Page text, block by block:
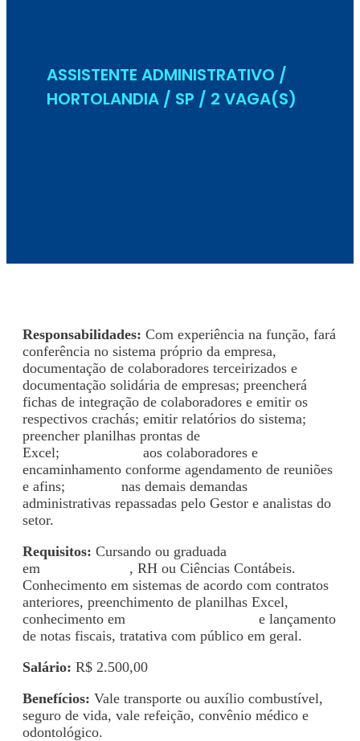
ASSISTENTE ADMINISTRATIVO /
HORTOLANDIA / SP / 2 VAGA(S)
Responsabilidades: Com experiência na função, fará
conferência no sistema próprio da empresa,
documentação de colaboradores terceirizados e
documentação solidária de empresas; preencherá
fichas de integração de colaboradores e emitir os
respectivos crachás; emitir relatórios do sistema;
preencher planilhas prontas de
Excel;
aos colaboradores e
encaminhamento conforme agendamento de reuniões
e afins;
nas demais demandas
administrativas repassadas pelo Gestor e analistas do
setor.
Requisitos: Cursando ou graduada
em
, RH ou Ciências Contábeis.
Conhecimento em sistemas de acordo com contratos
anteriores, preenchimento de planilhas Excel,
conhecimento em
e lançamento
de notas fiscais, tratativa com público em geral.
Salário: R$ 2.500,00
Benefícios: Vale transporte ou auxílio combustível,
seguro de vida, vale refeição, convênio médico e
odontológico.